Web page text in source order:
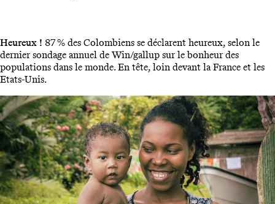
Heureux ! 87 % des Colombiens se déclarent heureux, selon le
dernier sondage annuel de Win/gallup sur le bonheur des
populations dans le monde. En tête, loin devant la France et les
Etats-Unis.